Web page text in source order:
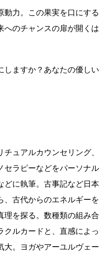
動力。この果実を口にする
へのチャンスの扉が開くは
しますか？あなたの優しい
ュアルカウンセリング、
セラピーなどをパーソナル
どに執筆。古事記など日本
、古代からのエネルギーを
理を探る。数種類の組み合
クルカードと、直感によっ
大。ヨガやアーユルヴェー